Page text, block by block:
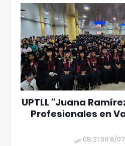
UPTLL "Juana
Profesionales en
ص